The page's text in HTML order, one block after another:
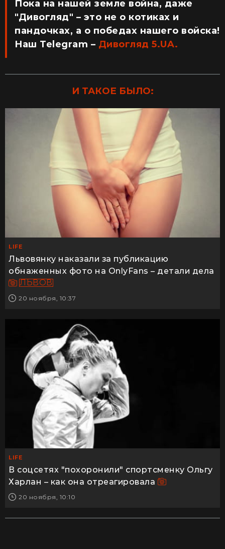
Пока на нашей земле война, даже
"Дивогляд" – это не о котиках и
пандочках, а о победах нашего войска!
Наш Telegram – Дивогляд 5.UA.
И ТАКОЕ БЫЛО:
LIFE
Львовянку наказали за публикацию
обнаженных фото на OnlyFans – детали дела
ЛЬВОВ
20 ноября, 10:37
LIFE
В соцсетях "похоронили" спортсменку Ольгу
Харлан – как она отреагировала
20 ноября, 10:10